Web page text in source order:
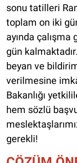
sonu tatilleri
toplam on iki
ayında
gün
beyan ve
verilmesine
Bakanlığı
hem sözlü
gerekli!